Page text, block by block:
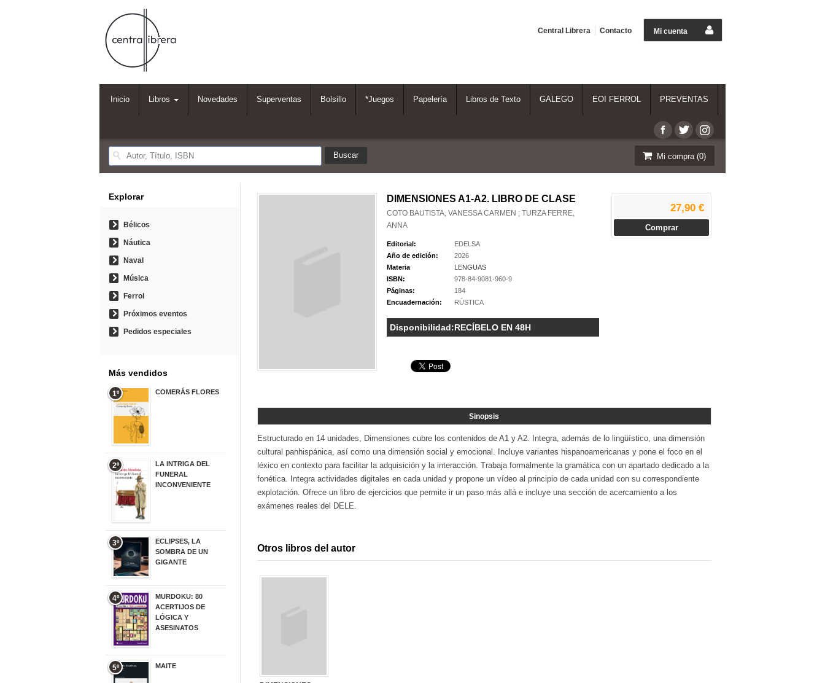
Mi cuenta
Central Librera Contacto
Inicio Libros Novedades Superventas Bolsillo *Juegos Papelería Libros de Texto GALEGO EOI FERROL PREVENTAS
Mi compra (0)
DIMENSIONES A1-A2. LIBRO DE CLASE
COTO BAUTISTA, VANESSA CARMEN ; TURZA FERRE,
ANNA
Editorial:
EDELSA
Año de edición:
2026
Materia
LENGUAS
ISBN:
978-84-9081-960-9
Páginas:
184
Encuadernación:
RÚSTICA
Disponibilidad:RECÍBELO EN 48H
27,90 €
Comprar
Sinopsis
Estructurado en 14 unidades, Dimensiones cubre los contenidos de A1 y A2. Integra, además de lo lingüístico, una dimensión
cultural panhispánica, así como una dimensión social y emocional. Incluye variantes hispanoamericanas y pone el foco en el
léxico en contexto para facilitar la adquisición y la interacción. Trabaja formalmente la gramática con un apartado dedicado a la
fonética. Integra actividades digitales en cada unidad y propone un vídeo al principio de cada unidad con su correspondiente
explotación. Ofrece un libro de ejercicios que permite ir un paso más allá e incluye una sección de acercamiento a los
exámenes reales del DELE.
Otros libros del autor
Explorar
Bélicos
Náutica
Naval
Música
Ferrol
Próximos eventos
Pedidos especiales
Más vendidos
1º COMERÁS FLORES
2º
LA INTRIGA DEL
FUNERAL
INCONVENIENTE
3º
ECLIPSES, LA
SOMBRA DE UN
GIGANTE
4º
MURDOKU: 80
ACERTIJOS DE
LÓGICA Y
ASESINATOS
5º MAITE